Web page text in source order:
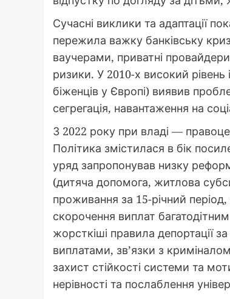
Сучасні виклики та адаптації
пережила важку банківську
ваучерами, приватні
ризики. У 2010-х високий рівень
біженців у Європі) виявив
сегрегація, навантаження на
З 2022 року при владі —
Політика змістилася в бік
уряд запропонував низку
(дитяча допомога, житлова
проживання за 15-річний
скорочення виплат
жорсткіші правила депортації
виплатами, зв’язки з
захист стійкості системи та
нерівності та послаблення